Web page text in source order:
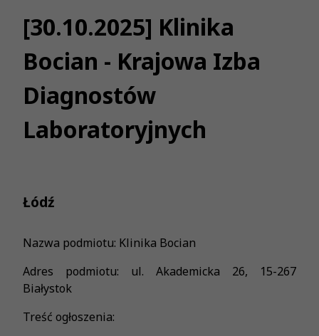
[30.10.2025] Klinika
Bocian - Krajowa Izba
Diagnostów
Laboratoryjnych
Łódź
Nazwa podmiotu: Klinika Bocian
Adres podmiotu: ul. Akademicka 26, 15-267
Białystok
Treść ogłoszenia: